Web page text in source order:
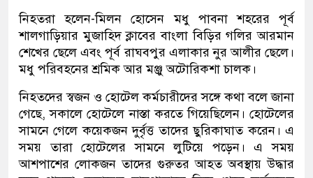
নিহতরা হলেন-মিলন হোসেন মধু পাবনা শহরের পূর্ব
শালগাড়িয়ার মুজাহিদ ক্লাবের বাংলা বিড়ির গলির আরমান
শেখের ছেলে এবং পূর্ব রাঘবপুর এলাকার নুর আলীর ছেলে।
মধু পরিবহনের শ্রমিক আর মঞ্জু অটোরিকশা চালক।
নিহতদের স্বজন ও হোটেল কর্মচারীদের সঙ্গে কথা বলে জানা
গেছে, সকালে হোটেলে নাস্তা করতে গিয়েছিলেন। হোটেলের
সামনে গেলে কয়েকজন দুর্বৃত্ত তাদের ছুরিকাঘাত করেন। এ
সময় তারা হোটেলের সামনে লুটিয়ে পড়েন। এ সময়
আশপাশের লোকজন তাদের গুরুতর আহত অবস্থায় উদ্ধার